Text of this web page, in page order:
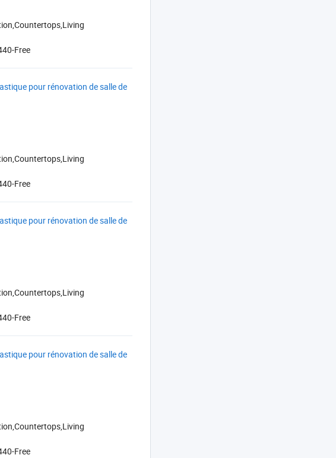
Free
pour rénovation de salle de
Free
pour rénovation de salle de
Free
pour rénovation de salle de
Free